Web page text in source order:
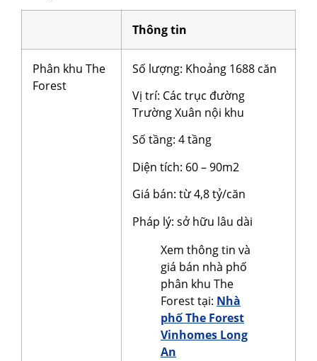
Thông tin
Phân khu The
Forest
Số lượng: Khoảng 1688 căn
Vị trí: Các trục đường
Trường Xuân nội khu
Số tầng: 4 tầng
Diện tích: 60 – 90m2
Giá bán: từ 4,8 tỷ/căn
Pháp lý: sở hữu lâu dài
Xem thông tin và
giá bán nhà phố
phân khu The
Forest tại: Nhà
phố The Forest
Vinhomes Long
An